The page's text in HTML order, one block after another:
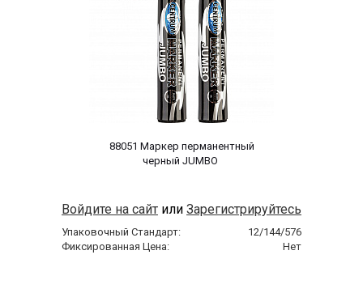
88051 Маркер перманентный
Войдите на сайт или Зарегистрируйтесь
Упаковочный Стандарт:
12/144/576
Фиксированная Цена:
Нет